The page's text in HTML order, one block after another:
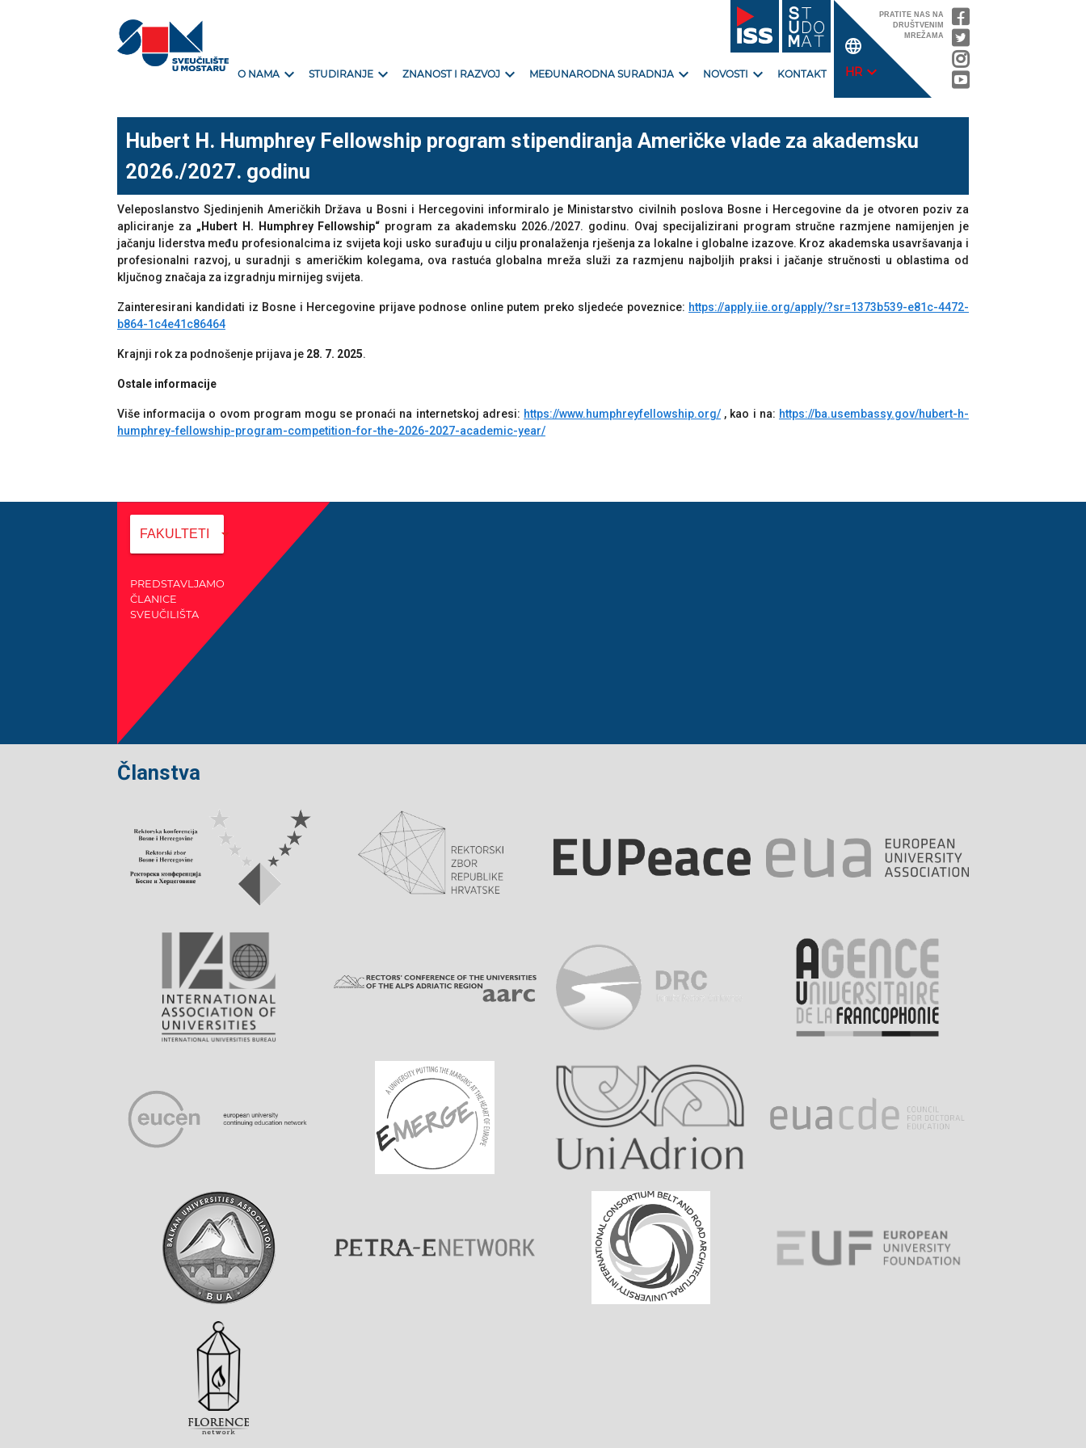
O NAMAexpand_more STUDIRANJEexpand_more ZNANOST I RAZVOJexpand_more MEĐUNARODNA SURADNJAexpand_more NOVOSTI expand_more KONTAKT
language
HR expand_more
PRATITE NAS NA
DRUŠTVENIM
MREŽAMA
Hubert H. Humphrey Fellowship program stipendiranja Američke vlade za akademsku
2026./2027. godinu
Veleposlanstvo Sjedinjenih Američkih Država u Bosni i Hercegovini informiralo je Ministarstvo civilnih poslova Bosne i Hercegovine da je otvoren poziv za
apliciranje za „Hubert H. Humphrey Fellowship“ program za akademsku 2026./2027. godinu. Ovaj specijalizirani program stručne razmjene namijenjen je
jačanju liderstva među profesionalcima iz svijeta koji usko surađuju u cilju pronalaženja rješenja za lokalne i globalne izazove. Kroz akademska usavršavanja i
profesionalni razvoj, u suradnji s američkim kolegama, ova rastuća globalna mreža služi za razmjenu najboljih praksi i jačanje stručnosti u oblastima od
ključnog značaja za izgradnju mirnijeg svijeta.
Zainteresirani kandidati iz Bosne i Hercegovine prijave podnose online putem preko sljedeće poveznice: https://apply.iie.org/apply/?sr=1373b539-e81c-4472-
b864-1c4e41c86464
Krajnji rok za podnošenje prijava je 28. 7. 2025.
Ostale informacije
Više informacija o ovom program mogu se pronaći na internetskoj adresi: https://www.humphreyfellowship.org/ , kao i na: https://ba.usembassy.gov/hubert-h-
humphrey-fellowship-program-competition-for-the-2026-2027-academic-year/
FAKULTETI arrow_drop_down
PREDSTAVLJAMO
ČLANICE
SVEUČILIŠTA
Članstva